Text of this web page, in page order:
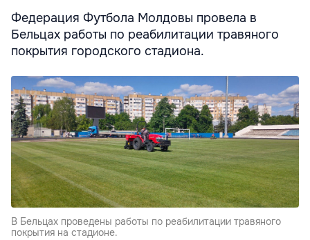
Федерация Футбола Молдовы провела в
Бельцах работы по реабилитации травяного
покрытия городского стадиона.
В Бельцах проведены работы по реабилитации травяного
покрытия на стадионе.